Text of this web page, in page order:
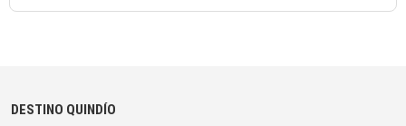
DESTINO QUINDÍO